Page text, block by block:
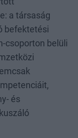
a társaság
befektetési
csoporton belüli
és